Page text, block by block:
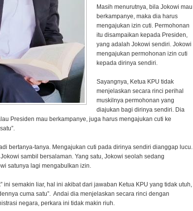
Masih menurutnya, bila Jokowi mau
berkampanye, maka dia harus
mengajukan izin cuti. Permohonan
itu disampaikan kepada Presiden,
yang adalah Jokowi sendiri. Jokowi
mengajukan permohonan izin cuti
kepada dirinya sendiri.
Sayangnya, Ketua KPU tidak
menjelaskan secara rinci perihal
muskilnya permohonan yang
diajukan bagi dirinya sendiri. Dia
Presiden mau berkampanye, juga harus mengajukan cuti ke
bertanya-tanya. Mengajukan cuti pada dirinya sendiri dianggap lucu.
sambil bersalaman. Yang satu, Jokowi seolah sedang
satunya lagi mengabulkan izin.
ini semakin liar, hal ini akibat dari jawaban Ketua KPU yang tidak utuh,
cuma satu”. Andai dia menjelaskan secara rinci dengan
negara, perkara ini tidak makin riuh.